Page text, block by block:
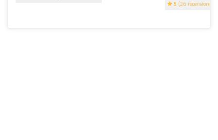
5 (26 recensioni)